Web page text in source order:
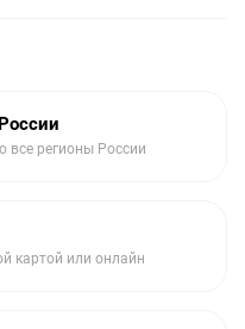
все регионы России
картой или онлайн